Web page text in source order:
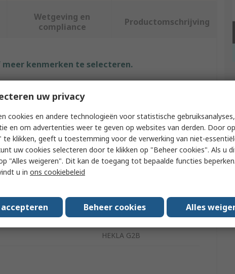
Wetgeving en
compliance
Productomschrijving
kenmerken te selecteren.
With Yasmeen Series
Type LED Connector
Approvals
HEKLA G2B
uw privacy
cookies en andere technologieën voor statistische gebruiksanalyses,
en om advertenties weer te geven op websites van derden. Door
te klikken, geeft u toestemming voor de verwerking van niet-
uw cookies selecteren door te klikken op "Beheer cookies". Als u
"Alles weigeren". Dit kan de toegang tot bepaalde functies
u in ons cookiebeleid
Beheer cookies Alles